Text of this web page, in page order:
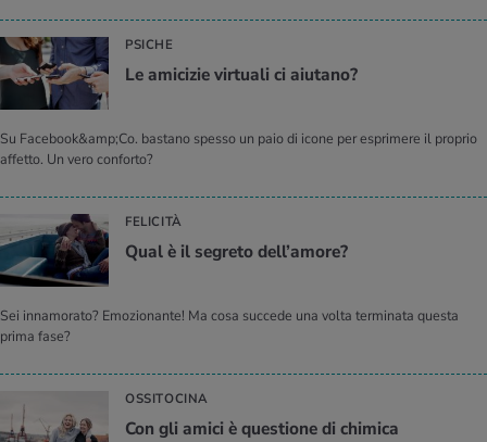
PSICHE
Le ami­ci­zie vir­tua­li ci aiu­ta­no?
Su Facebook&amp;Co. bastano spesso un paio di icone per esprimere il proprio
affetto. Un vero conforto?
FELICITÀ
Qual è il se­gre­to del­l’a­mo­re?
Sei innamorato? Emozionante! Ma cosa succede una volta terminata questa
prima fase?
OSSITOCINA
Con gli amici è que­stio­ne di chi­mi­ca